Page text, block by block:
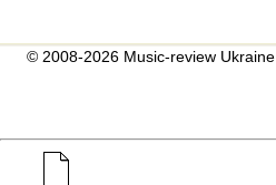
© 2008-2026 Music-review Ukraine